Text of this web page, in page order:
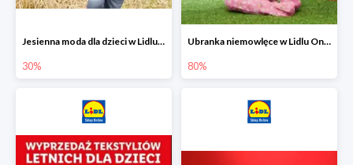
Jesienna moda dla dzieci w Lidlu Online do -30%
30%
Ubranka niemowlęce w Lidlu Online do -80%
80%